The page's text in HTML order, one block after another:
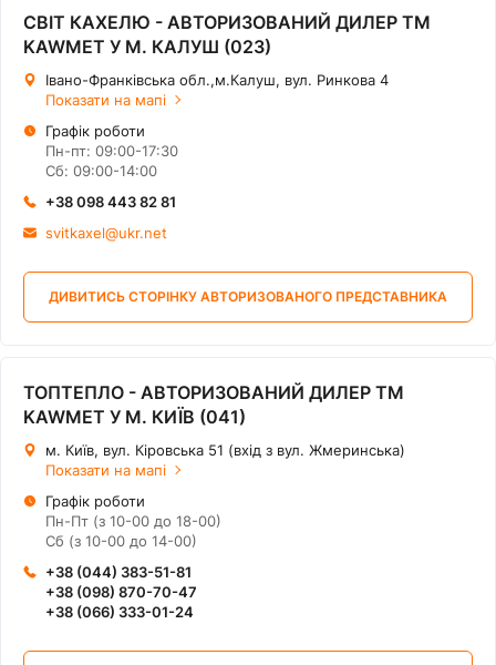
СВІТ КАХЕЛЮ - АВТОРИЗОВАНИЙ ДИЛЕР ТМ
KAWMET У М. КАЛУШ (023)
Івано-Франківська обл.,м.Калуш, вул. Ринкова 4
Показати на мапі
Графік роботи
Пн-пт: 09:00-17:30
Сб: 09:00-14:00
+38 098 443 82 81
svitkaxel@ukr.net
ДИВИТИСЬ СТОРІНКУ АВТОРИЗОВАНОГО ПРЕДСТАВНИКА
ТОПТЕПЛО - АВТОРИЗОВАНИЙ ДИЛЕР ТМ
KAWMET У М. КИЇВ (041)
м. Київ, вул. Кіровська 51 (вхід з вул. Жмеринська)
Показати на мапі
Графік роботи
Пн-Пт (з 10-00 до 18-00)
Сб (з 10-00 до 14-00)
+38 (044) 383-51-81
+38 (098) 870-70-47
+38 (066) 333-01-24